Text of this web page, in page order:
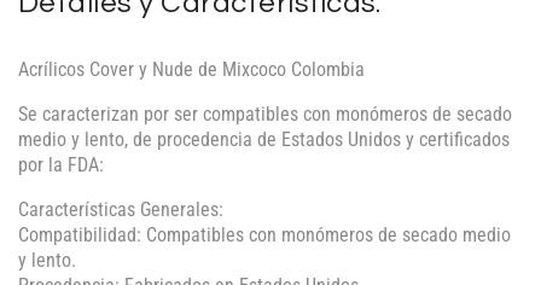
Acrílicos Cover y Nude de Mixcoco Colombia
Se caracterizan por ser compatibles con monómeros de secado
medio y lento, de procedencia de Estados Unidos y certificados
por la FDA:
Características Generales:
Compatibilidad: Compatibles con monómeros de secado medio
y lento.